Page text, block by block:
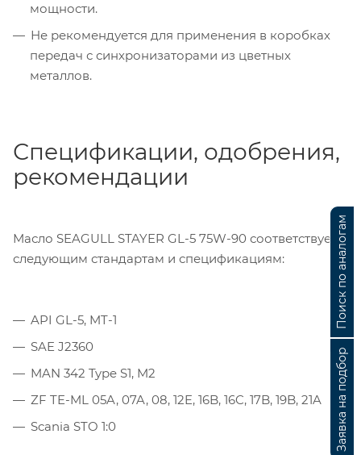
мощности.
Не рекомендуется для применения в коробках
передач с синхронизаторами из цветных
металлов.
Спецификации, одобрения,
рекомендации
Масло SEAGULL STAYER GL-5 75W-90 соответствует
следующим стандартам и спецификациям:
API GL-5, MT-1
SAE J2360
MAN 342 Type S1, M2
ZF TE-ML 05A, 07A, 08, 12E, 16B, 16C, 17B, 19B, 21A
Scania STO 1:0
Заявка на подбор
Поиск по аналогам